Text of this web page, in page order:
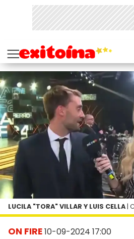
ON FIRE10-09-2024 17:00
LUCILA "TORA" VILLAR Y LUIS CELLA |